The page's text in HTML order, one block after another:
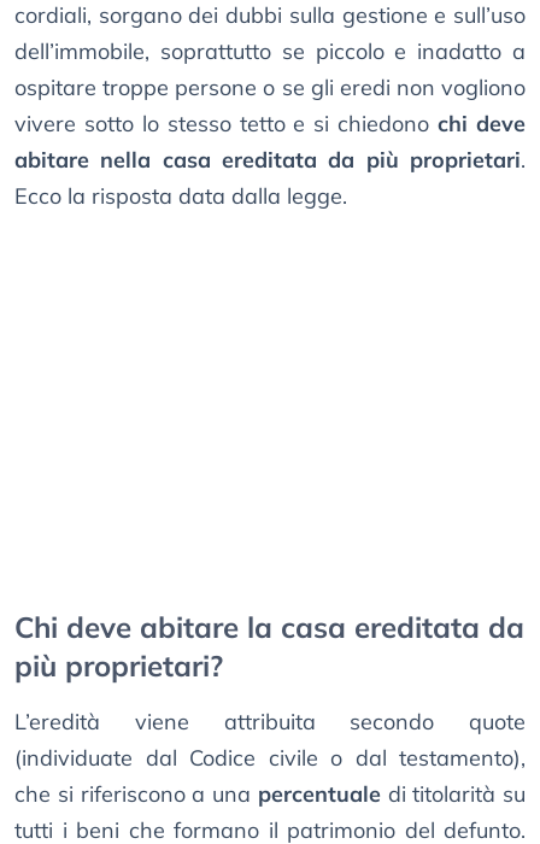
cordiali, sorgano dei dubbi sulla gestione e sull’uso
dell’immobile, soprattutto se piccolo e inadatto a
ospitare troppe persone o se gli eredi non vogliono
vivere sotto lo stesso tetto e si chiedonochi deve
abitare nella casa ereditata da più proprietari.
Ecco la risposta data dalla legge.
Chi deve abitare la casa ereditata da
più proprietari?
L’eredità viene attribuita secondo quote
(individuate dal Codice civile o dal testamento),
che si riferiscono a una percentualedi titolarità su
tutti i beni che formano il patrimonio del defunto.